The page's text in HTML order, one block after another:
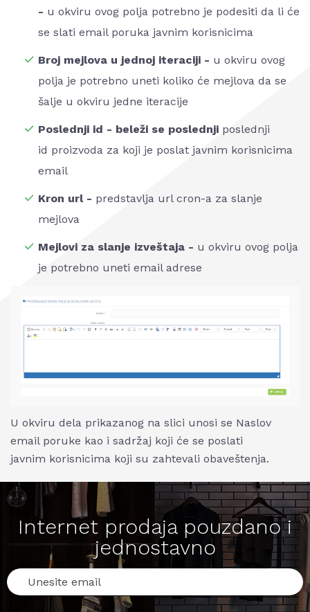
- u okviru ovog polja potrebno je podesiti da li će
se slati email poruka javnim korisnicima
Broj mejlova u jednoj iteraciji - u okviru ovog
polja je potrebno uneti koliko će mejlova da se
šalje u okviru jedne iteracije
Poslednji id - beleži se poslednji poslednji
id proizvoda za koji je poslat javnim korisnicima
email
Kron url - predstavlja url cron-a za slanje
mejlova
Mejlovi za slanje izveštaja - u okviru ovog polja
je potrebno uneti email adrese
U okviru dela prikazanog na slici unosi se Naslov
email poruke kao i sadržaj koji će se poslati
javnim korisnicima koji su zahtevali obaveštenja.
Internet prodaja pouzdano i
jednostavno